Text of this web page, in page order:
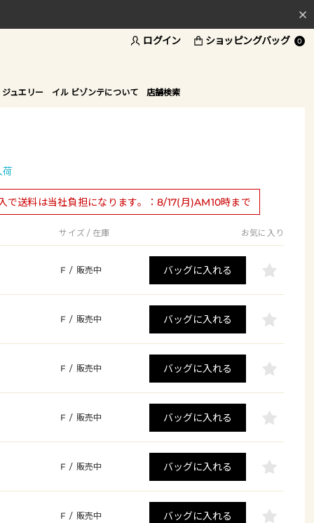
ログイン ショッピングバッグ 0
ュエリー イル ビゾンテについて 店舗検索
荷
で送料は当社負担になります。：8/17(月)AM10時まで
サイズ / 在庫 お気に入り
F / 販売中 バッグに入れる
F / 販売中 バッグに入れる
F / 販売中 バッグに入れる
F / 販売中 バッグに入れる
F / 販売中 バッグに入れる
F / 販売中 バッグに入れる